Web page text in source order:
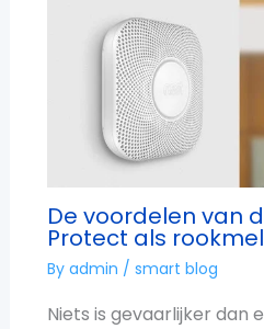
De voordelen van
Protect als
By admin / smart blog
Niets is gevaarlijker dan